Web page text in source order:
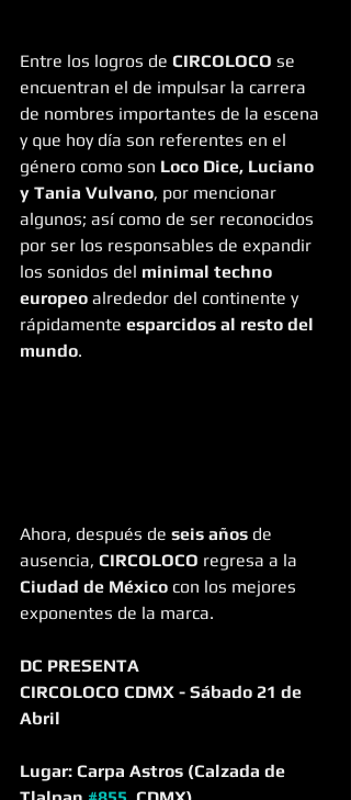
Entre los logros de CIRCOLOCO se
encuentran el de impulsar la carrera
de nombres importantes de la escena
y que hoy día son referentes en el
género como son Loco Dice, Luciano
y Tania Vulvano, por mencionar
algunos; así como de ser reconocidos
por ser los responsables de expandir
los sonidos del minimal techno
europeo alrededor del continente y
rápidamente esparcidos al resto del
mundo.
Ahora, después de seis años de
ausencia, CIRCOLOCO regresa a la
Ciudad de México con los mejores
exponentes de la marca.
DC PRESENTA
CIRCOLOCO CDMX - Sábado 21 de
Abril
Lugar: Carpa Astros (Calzada de